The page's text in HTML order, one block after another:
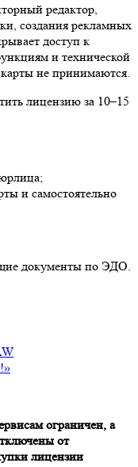
редактор,
создания рекламных
доступ к
и технической
не принимаются.
лицензию за 10–15
и самостоятельно
документы по ЭДО.
ограничен, а
от
лицензии